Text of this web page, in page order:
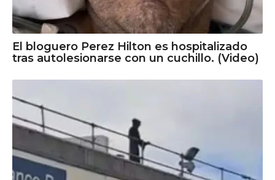
El bloguero Perez Hilton es hospitalizado
tras autolesionarse con un cuchillo. (Video)